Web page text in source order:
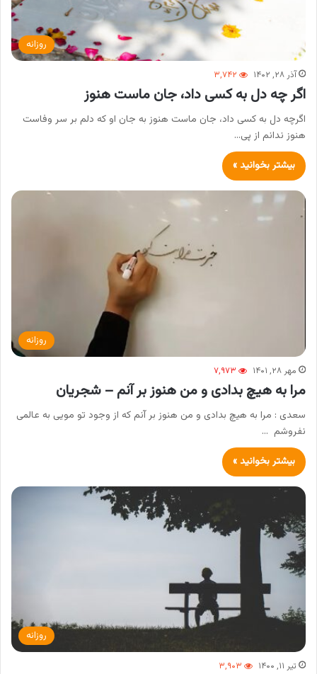
روزانه
آذر ۲۸, ۱۴۰۲ ۳,۷۴۲
اگر چه دل به کسی داد، جان ماست هنوز
اگرچه دل به کسی داد، جان ماست هنوز به جان او که دلم بر سر وفاست
هنوز ندانم از پی…
بیشتر بخوانید »
روزانه
مهر ۲۸, ۱۴۰۱ ۷,۹۷۳
مرا به هیچ بدادی و من هنوز بر آنم – شجریان
سعدی : مرا به هیچ بدادی و من هنوز بر آنم که از وجود تو مویی به عالمی
نفروشم …
بیشتر بخوانید »
روزانه
تیر ۱۱, ۱۴۰۰ ۳,۹۰۳